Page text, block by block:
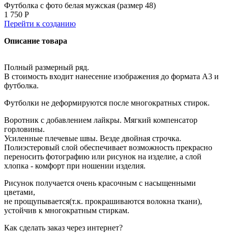
Футболка с фото белая мужская (размер 48)
1 750 Р
Перейти к созданию
Описание товара
Полный размерный ряд.
В стоимость входит нанесение изображения до формата А3 и
футболка.
Футболки не деформируются после многократных стирок.
Воротник с добавлением лайкры. Мягкий компенсатор
горловины.
Усиленные плечевые швы. Везде двойная строчка.
Полиэстеровый слой обеспечивает возможность прекрасно
переносить фотографию или рисунок на изделие, а слой
хлопка - комфорт при ношении изделия.
Рисунок получается очень красочным с насыщенными
цветами,
не прощупывается(т.к. прокрашиваются волокна ткани),
устойчив к многократным стиркам.
Как сделать заказ через интернет?